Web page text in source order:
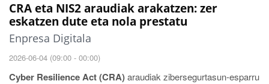
CRA eta NIS2 araudiak arakatzen: zer
eskatzen dute eta nola prestatu
Enpresa Digitala
2026-06-04 (09:00 - 00:00)
Cyber Resilience Act (CRA)araudiak zibersegurtasun-esparru